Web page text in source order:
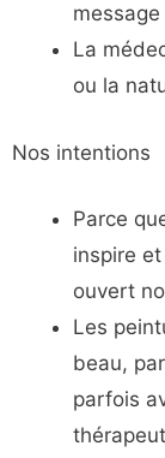
message
La
ou la
Nos intentions
Parce
inspire
ouvert
Les
beau,
parfois